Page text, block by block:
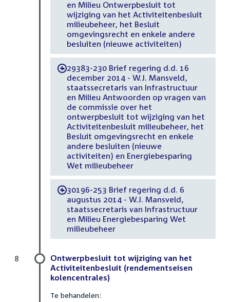
en Milieu Ontwerpbesluit tot
wijziging van het Activiteitenbesluit
milieubeheer, het Besluit
omgevingsrecht en enkele andere
besluiten (nieuwe activiteiten)
-29383-230 Brief regering d.d. 16
december 2014 - W.J. Mansveld,
staatssecretaris van Infrastructuur
en Milieu Antwoorden op vragen van
de commissie over het
ontwerpbesluit tot wijziging van het
Activiteitenbesluit milieubeheer, het
Besluit omgevingsrecht en enkele
andere besluiten (nieuwe
activiteiten) en Energiebesparing
Wet milieubeheer
-30196-253 Brief regering d.d. 6
augustus 2014 - W.J. Mansveld,
staatssecretaris van Infrastructuur
en Milieu Energiebesparing Wet
milieubeheer
Ontwerpbesluit tot wijziging van het
Activiteitenbesluit (rendementseisen
kolencentrales)
Te behandelen:
8